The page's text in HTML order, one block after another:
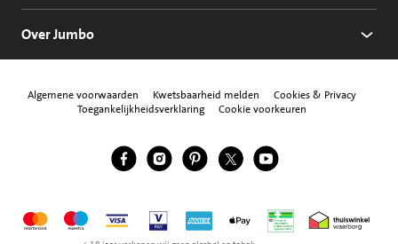
Over Jumbo
Algemene voorwaarden Kwetsbaarheid melden
Cookies & Privacy
Toegankelijkheidsverklaring
Cookie voorkeuren
Volg ons
Jumbo Facebook
Jumbo Instagram
Jumbo Pinterest
Jumbo Twitter
Jumbo YouTube
MastercardMaestroVisa Vpay American Express
Apple Pay Thuiswinkel